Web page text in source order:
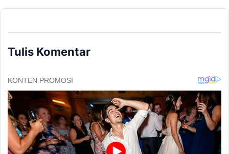
Tulis Komentar